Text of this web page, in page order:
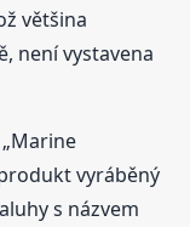
většina
není vystavena
vyráběný
s názvem